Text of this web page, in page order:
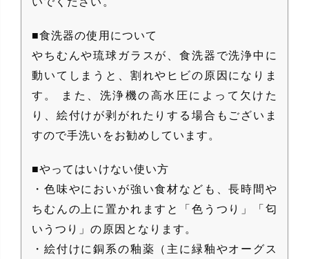
■食洗器の使用について
やちむんや琉球ガラスが、食洗器で洗浄中に
動いてしまうと、割れやヒビの原因になりま
す。 また、洗浄機の高水圧によって欠けた
り、絵付けが剥がれたりする場合もございま
すので手洗いをお勧めしています。
■やってはいけない使い方
・色味やにおいが強い食材なども、長時間や
ちむんの上に置かれますと「色うつり」「匂
いうつり」の原因となります。
・絵付けに銅系の釉薬（主に緑釉やオーグス